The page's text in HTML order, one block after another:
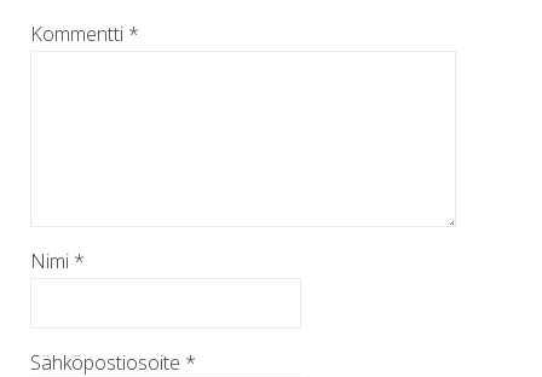
Kommentti *
Nimi *
Sähköpostiosoite *